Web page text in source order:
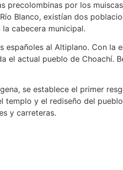
por los
Blanco, existían dos
cabecera municipal.
al Altiplano. Con la
el actual pueblo de Choachí.
se establece el primer
templo y el rediseño del
y carreteras.